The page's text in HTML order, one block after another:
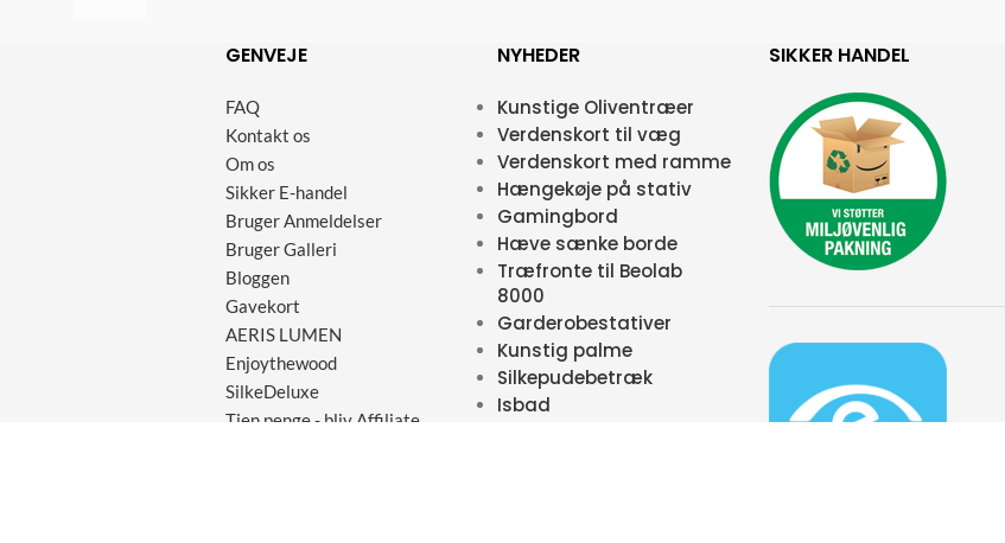
GENVEJE
FAQ
Kontakt os
Om os
Sikker E-handel
Bruger Anmeldelser
Bruger Galleri
Bloggen
Gavekort
AERIS LUMEN
Enjoythewood
SilkeDeluxe
Tjen penge - bliv Affiliate
NYHEDER
Kunstige Oliventræer
Verdenskort til væg
Verdenskort med ramme
Hængekøje på stativ
Gamingbord
Hæve sænke borde
Træfronte til Beolab
8000
Garderobestativer
Kunstig palme
Silkepudebetræk
Isbad
SIKKER HANDEL